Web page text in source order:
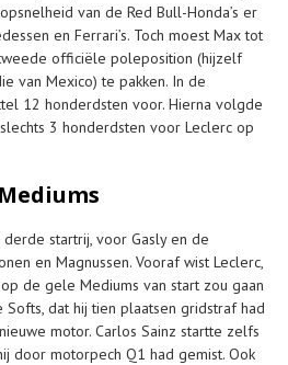
van de Red Bull-Honda’s er
en Ferrari’s. Toch moest Max tot
officiële poleposition (hijzelf
van Mexico) te pakken. In de
12 honderdsten voor. Hierna volgde
3 honderdsten voor Leclerc op
startrij, voor Gasly en de
en Magnussen. Vooraf wist Leclerc,
de gele Mediums van start zou gaan
dat hij tien plaatsen gridstraf had
motor. Carlos Sainz startte zelfs
door motorpech Q1 had gemist. Ook